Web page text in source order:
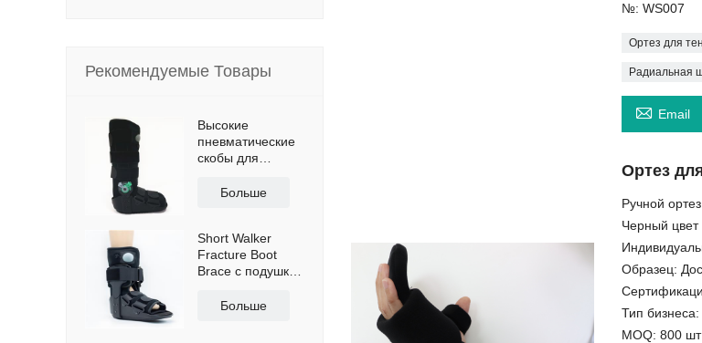
№: WS007
Ортез для
Радиальная
 Email
Ортез
Ручной
Черный цвет
Образец:
Тип
MOQ: 800
Рекомендуемые Товары
Высокие
пневматические
скобы для
противоскользящей
Больше
Short Walker
Fracture Boot
Brace с подушкой
Больше